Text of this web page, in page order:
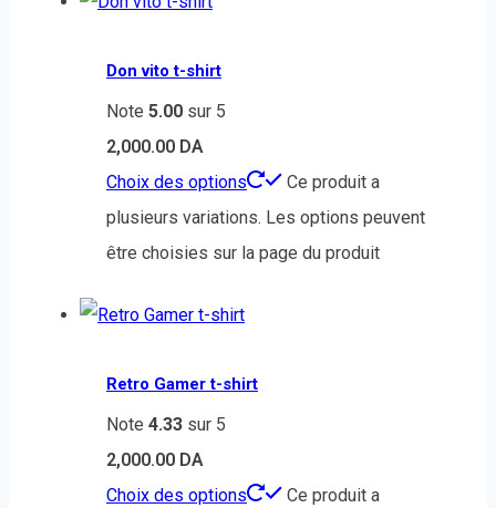
Don vito t-shirt
Note 5.00 sur 5
2,000.00 DA
Choix des options
Ce produit a
plusieurs variations. Les options peuvent
être choisies sur la page du produit
Retro Gamer t-shirt
Note 4.33 sur 5
2,000.00 DA
Choix des options
Ce produit a